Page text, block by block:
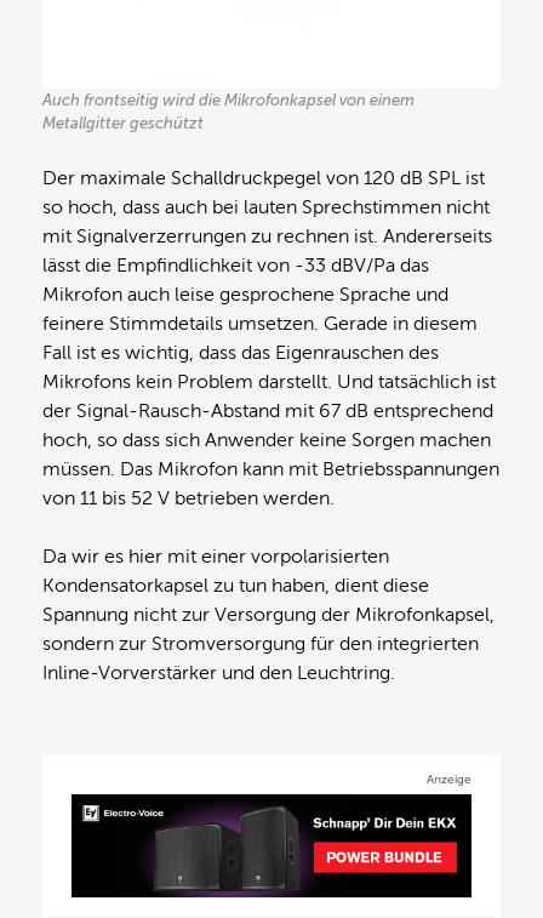
Auch frontseitig wird die Mikrofonkapsel von einem
Metallgitter geschützt
Der maximale Schalldruckpegel von 120 dB SPL ist
so hoch, dass auch bei lauten Sprechstimmen nicht
mit Signalverzerrungen zu rechnen ist. Andererseits
lässt die Empfindlichkeit von -33 dBV/Pa das
Mikrofon auch leise gesprochene Sprache und
feinere Stimmdetails umsetzen. Gerade in diesem
Fall ist es wichtig, dass das Eigenrauschen des
Mikrofons kein Problem darstellt. Und tatsächlich ist
der Signal-Rausch-Abstand mit 67 dB entsprechend
hoch, so dass sich Anwender keine Sorgen machen
müssen. Das Mikrofon kann mit Betriebsspannungen
von 11 bis 52 V betrieben werden.
Da wir es hier mit einer vorpolarisierten
Kondensatorkapsel zu tun haben, dient diese
Spannung nicht zur Versorgung der Mikrofonkapsel,
sondern zur Stromversorgung für den integrierten
Inline-Vorverstärker und den Leuchtring.
Anzeige